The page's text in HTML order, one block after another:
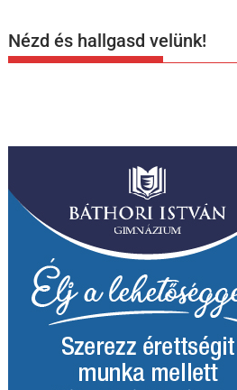
Nézd és hallgasd velünk!